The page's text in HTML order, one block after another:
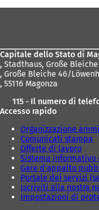
Capitale dello Stato di
, Stadthaus, Große Bleiche
, Große Bleiche 46/
, 55116 Magonza
115 - Il numero di
Accesso rapido
Organizzazione
Comunicati stampa
Offerte di lavoro
Sistema informativo
Gare d'appalto
Portale dei servizi
Iscriviti alla nostra
Impostazioni di